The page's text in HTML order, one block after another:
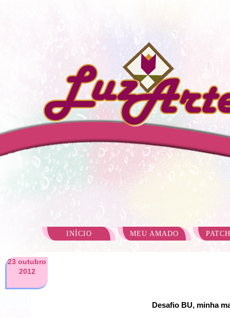
INÍCIO MEU AMADO
23 outubro
2012
Desafio BU, minha